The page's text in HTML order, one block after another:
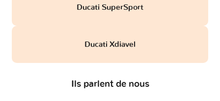
Ducati SuperSport
Ducati Xdiavel
Ils parlent de nous